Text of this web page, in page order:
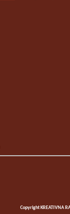
Copyright KREATIVNA